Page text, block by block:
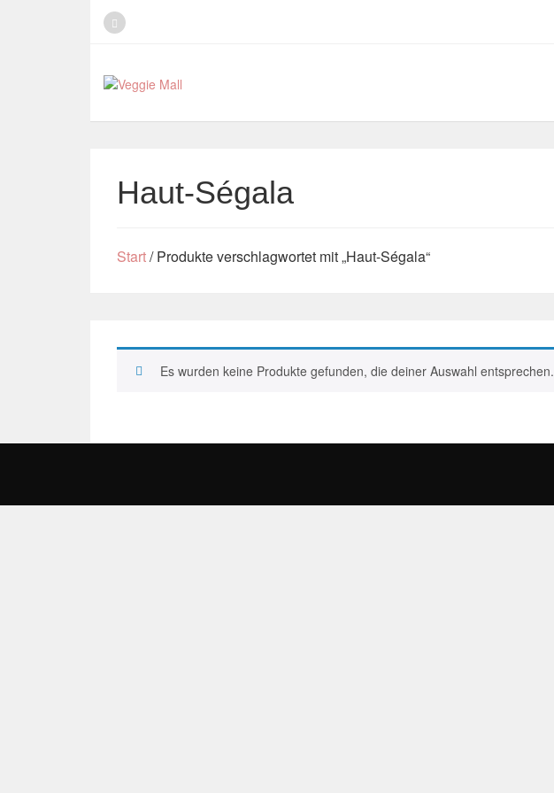
Haut-Ségala
Start/ Produkte verschlagwortet mit „Haut-Ségala“
Es wurden keine Produkte gefunden, die deiner Auswahl entsprechen.